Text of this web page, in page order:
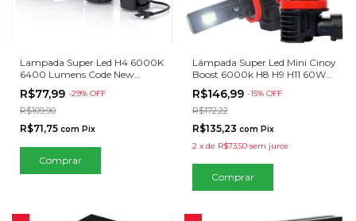
Lampada Super Led H4 6000K
6400 Lumens Code New
Generation
R$77,99 -29% OFF
R$109,90
R$71,75 com Pix
Lâmpada Super Led Mini Cinoy
Boost 6000k H8 H9 H11 60W
6000Lm
R$146,99 -15% OFF
R$172,22
R$135,23 com Pix
2 x de R$73,50 sem juros